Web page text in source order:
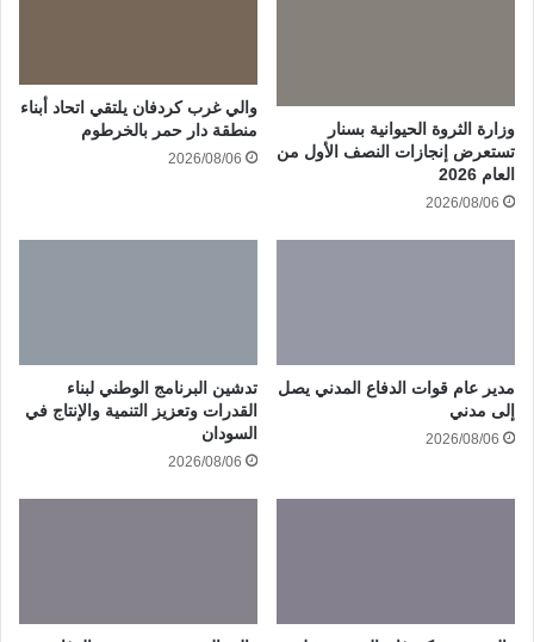
وزارة الثروة الحيوانية بسنار
تستعرض إنجازات النصف الأول من
العام 2026
2026/08/06
والي غرب كردفان يلتقي اتحاد أبناء
منطقة دار حمر بالخرطوم
2026/08/06
مدير عام قوات الدفاع المدني يصل
إلى مدني
2026/08/06
تدشين البرنامج الوطني لبناء
القدرات وتعزيز التنمية والإنتاج في
السودان
2026/08/06